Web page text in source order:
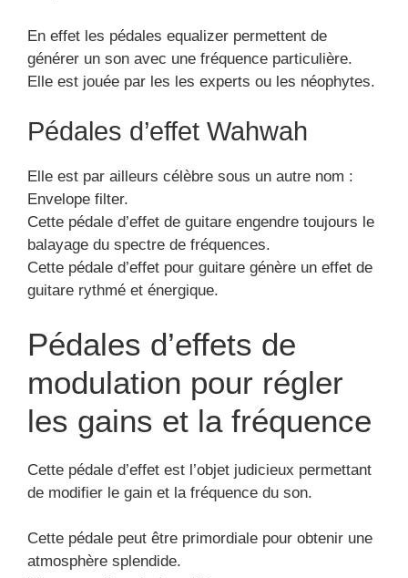
En effet les pédales equalizer permettent de
générer un son avec une fréquence particulière.
Elle est jouée par les les experts ou les néophytes.
Pédales d’effet Wahwah
Elle est par ailleurs célèbre sous un autre nom :
Envelope filter.
Cette pédale d’effet de guitare engendre toujours le
balayage du spectre de fréquences.
Cette pédale d’effet pour guitare génère un effet de
guitare rythmé et énergique.
Pédales d’effets de
modulation pour régler
les gains et la fréquence
Cette pédale d’effet est l’objet judicieux permettant
de modifier le gain et la fréquence du son.
Cette pédale peut être primordiale pour obtenir une
atmosphère splendide.